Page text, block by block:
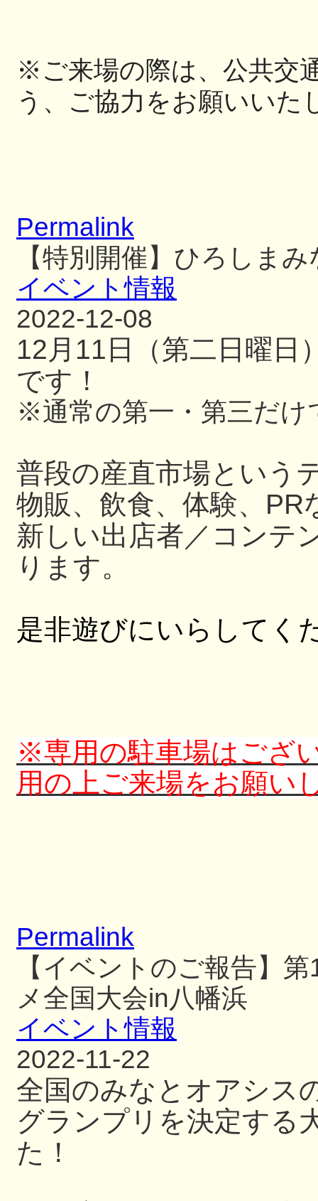
※ご来場の際は、公共交
う、 ご協力をお願いいた
Permalink
【特別開催】ひろしま
イベント情報
2022-12-08
12月11日（第二日曜日
です！
※通常の第一・第三だけ
普段の産直市場という
物販、飲食、体験、PR
新しい出店者／コンテ
ります。
是非遊びにいらしてく
※専用の駐車場はござ
用の上ご来場をお願い
Permalink
【イベントのご報告】
メ全国大会in八幡浜
イベント情報
2022-11-22
全国のみなとオアシス
グランプリを決定する
た！